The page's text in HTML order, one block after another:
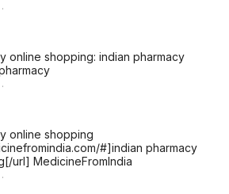
online shopping: indian pharmacy
online shopping
#]indian pharmacy
url] MedicineFromIndia